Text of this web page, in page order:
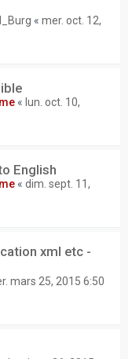
« mer. oct. 12,
« lun. oct. 10,
English
« dim. sept. 11,
xml etc -
mars 25, 2015 6:50